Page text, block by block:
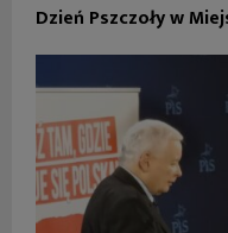
Dzień Pszczoły w